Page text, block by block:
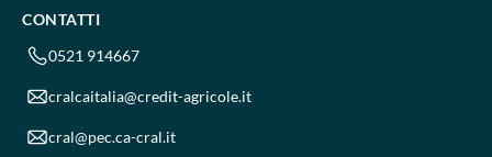
CONTATTI
0521 914667
cralcaitalia@credit-agricole.it
cral@pec.ca-cral.it